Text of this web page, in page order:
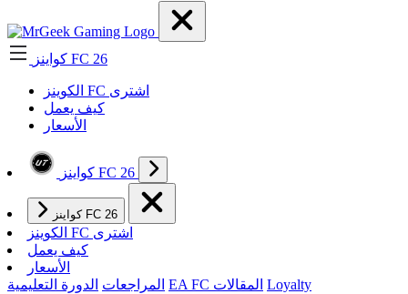
كواينز FC 26
الکوینز FC اشتری
كيف يعمل
الأسعار
كواينز FC 26
كواينز FC 26
الکوینز FC اشتری
كيف يعمل
الأسعار
المراجعات الدورة التعليمية EA FC المقالات Loyalty